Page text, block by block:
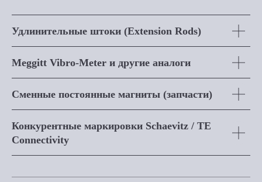
Удлинительные штоки (Extension Rods)
Meggitt Vibro-Meter и другие аналоги
Сменные постоянные магниты (запчасти)
Конкурентные маркировки Schaevitz / TE
Connectivity